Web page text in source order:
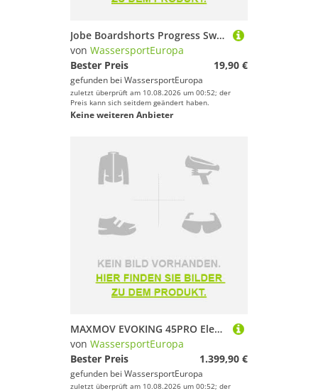
Jobe Boardshorts Progress Swim Short Women Badehose Strandhose Schwimmhose Damen
von WassersportEuropa
Bester Preis
19,90 €
gefunden bei WassersportEuropa
zuletzt überprüft am 10.08.2026 um 00:52; der
Preis kann sich seitdem geändert haben.
Keine weiteren Anbieter
MAXMOV EVOKING 45PRO Elektroroller 2000W bis 45 KM/H E-Scooter Straßenzulassung
von WassersportEuropa
Bester Preis
1.399,90 €
gefunden bei WassersportEuropa
zuletzt überprüft am 10.08.2026 um 00:52; der